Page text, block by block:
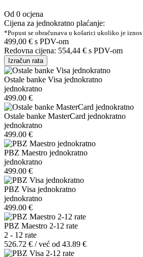
Od 0 ocjena
Cijena za jednokratno plaćanje:
*Popust se obračunava u košarici ukoliko je
499,00 € s PDV-om
Redovna cijena: 554,44 € s PDV-om
Izračun rata
Ostale banke Visa jednokratno
jednokratno
499.00 €
Ostale banke MasterCard jednokratno
jednokratno
499.00 €
PBZ Maestro jednokratno
jednokratno
499.00 €
PBZ Visa jednokratno
jednokratno
499.00 €
PBZ Maestro 2-12 rate
2 - 12 rate
526.72 € / već od 43.89 €